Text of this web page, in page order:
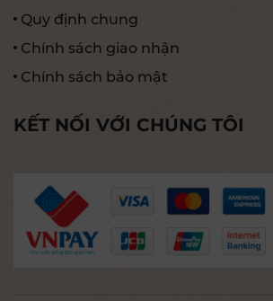
Quy định chung
Chính sách giao nhận
Chính sách bảo mật
KẾT NỐI VỚI CHÚNG TÔI